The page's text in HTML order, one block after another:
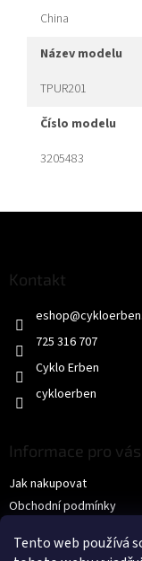
Tento web používá
China
název modelu
TPUR201
číslo modelu
3205483
Kontakt
eshop@
725 316 707
Cyklo Erben
cykloerben
Informace pro vás
Jak nakupovat
Obchodní podmínky
KONTAKTY